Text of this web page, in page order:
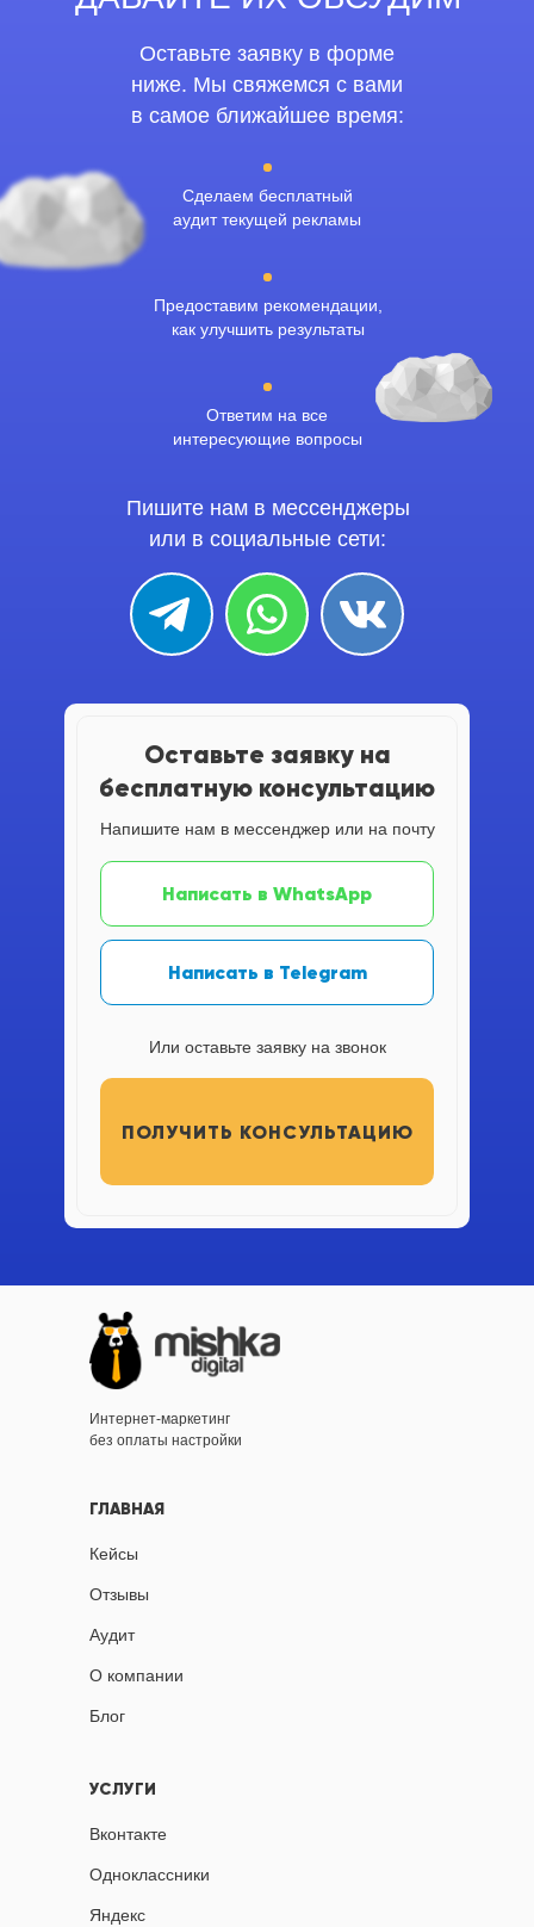
Оставьте заявку в форме
ниже. Мы свяжемся с вами
в самое ближайшее время:
Сделаем бесплатный
аудит текущей рекламы
Предоставим рекомендации,
как улучшить результаты
Ответим на все
интересующие вопросы
Пишите нам в мессенджеры
или в социальные сети:
Оставьте заявку на
бесплатную консультацию
ПОЛУЧИТЬ КОНСУЛЬТАЦИЮ
Напишите нам в мессенджер или на почту
Написать в Telegram
Или оставьте заявку на звонок
Написать в WhatsApp
Интернет-маркетинг
без оплаты настройки
УСЛУГИ
Кейсы
Вконтакте
Одноклассники
Яндекс
Отзывы
Аудит
О компании
Блог
ГЛАВНАЯ